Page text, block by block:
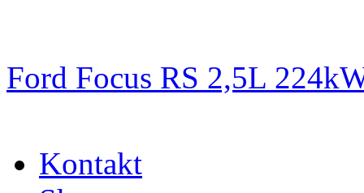
Ford Focus RS 2,5L
Kontakt